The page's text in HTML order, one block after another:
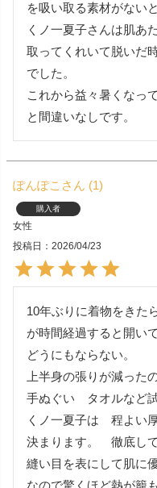
を吸い取る素材がない
くノ一夏子さんは肌あ
取ってくれいて脱いだ
でした。
これから益々暑くなっ
と間違いなしです。
ぽんぽこ 1
購入者
女性
投稿日
2026/04/23
10年ぶりに着物をきた
が時間経過すると開い
どうにもならない。
上半身の張りが減った
手ぬぐい　タオルなど
くノ一夏子は　程よい
決まります。　徹底して
縫い目を表にして肌に